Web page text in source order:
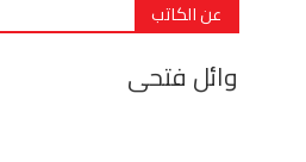
عن الكاتب
وائل فتحى